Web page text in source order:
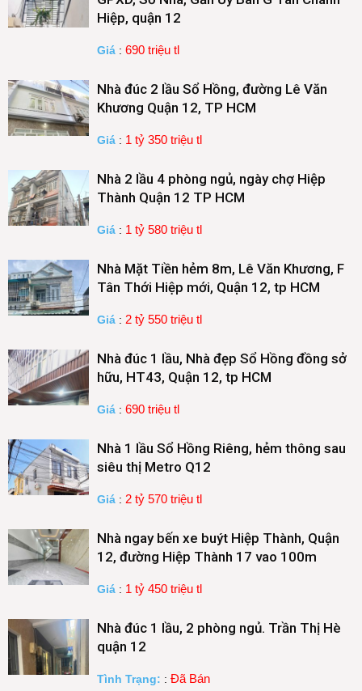
Hiệp, quận 12
Giá : 690 triệu tl
Nhà đúc 2 lầu Sổ Hồng, đường Lê Văn
Khương Quận 12, TP HCM
Giá : 1 tỷ 350 triệu tl
Nhà 2 lầu 4 phòng ngủ, ngày chợ Hiệp
Thành Quận 12 TP HCM
Giá : 1 tỷ 580 triệu tl
Nhà Mặt Tiền hẻm 8m, Lê Văn Khương, F
Tân Thới Hiệp mới, Quận 12, tp HCM
Giá : 2 tỷ 550 triệu tl
Nhà đúc 1 lầu, Nhà đẹp Sổ Hồng đồng sở
hữu, HT43, Quận 12, tp HCM
Giá : 690 triệu tl
Nhà 1 lầu Sổ Hồng Riêng, hẻm thông sau
siêu thị Metro Q12
Giá : 2 tỷ 570 triệu tl
Nhà ngay bến xe buýt Hiệp Thành, Quận
12, đường Hiệp Thành 17 vao 100m
Giá : 1 tỷ 450 triệu tl
Nhà đúc 1 lầu, 2 phòng ngủ. Trần Thị Hè
quận 12
Tình Trạng: : Đã Bán